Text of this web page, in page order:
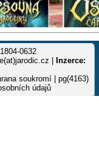
0632
|
Inzerce:
soukromí | pg(4163)
údajů